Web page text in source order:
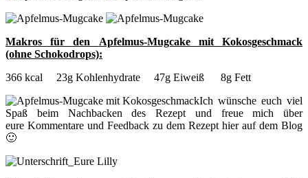
Makros für den Apfelmus-Mugcake mit Kokosgeschmack
(ohne Schokodrops):
366 kcal 23g Kohlenhydrate 47g Eiweiß 8g Fett
Ich wünsche euch viel
Spaß beim Nachbacken des Rezept und freue mich über
eure Kommentare und Feedback zu dem Rezept hier auf dem Blog
🙂